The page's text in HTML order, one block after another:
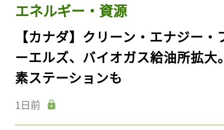
エネルギー・資源
【カナダ】クリーン・エナジー・
ーエルズ、バイオガス給油所拡大
素ステーションも
1日前